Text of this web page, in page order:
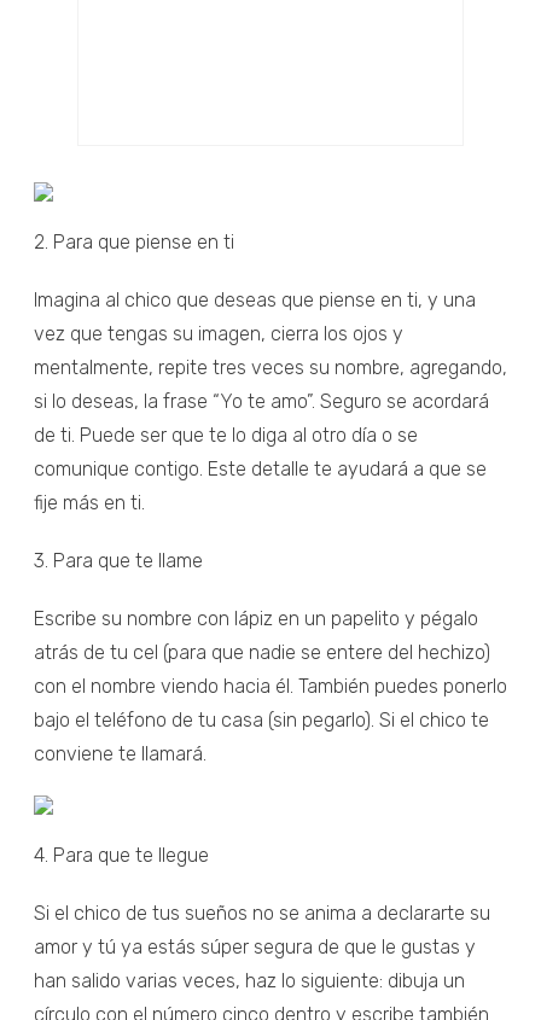
2. Para que piense en ti
Imagina al chico que deseas que piense en ti, y una
vez que tengas su imagen, cierra los ojos y
mentalmente, repite tres veces su nombre, agregando,
si lo deseas, la frase “Yo te amo”. Seguro se acordará
de ti. Puede ser que te lo diga al otro día o se
comunique contigo. Este detalle te ayudará a que se
fije más en ti.
3. Para que te llame
Escribe su nombre con lápiz en un papelito y pégalo
atrás de tu cel (para que nadie se entere del hechizo)
con el nombre viendo hacia él. También puedes ponerlo
bajo el teléfono de tu casa (sin pegarlo). Si el chico te
conviene te llamará.
4. Para que te llegue
Si el chico de tus sueños no se anima a declararte su
amor y tú ya estás súper segura de que le gustas y
han salido varias veces, haz lo siguiente: dibuja un
círculo con el número cinco dentro y escribe también